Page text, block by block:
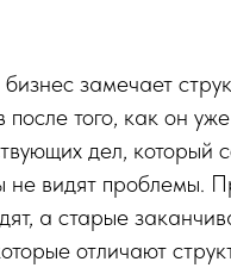
замечает
после того, как он
дел, который
не видят проблемы.
а старые
отличают